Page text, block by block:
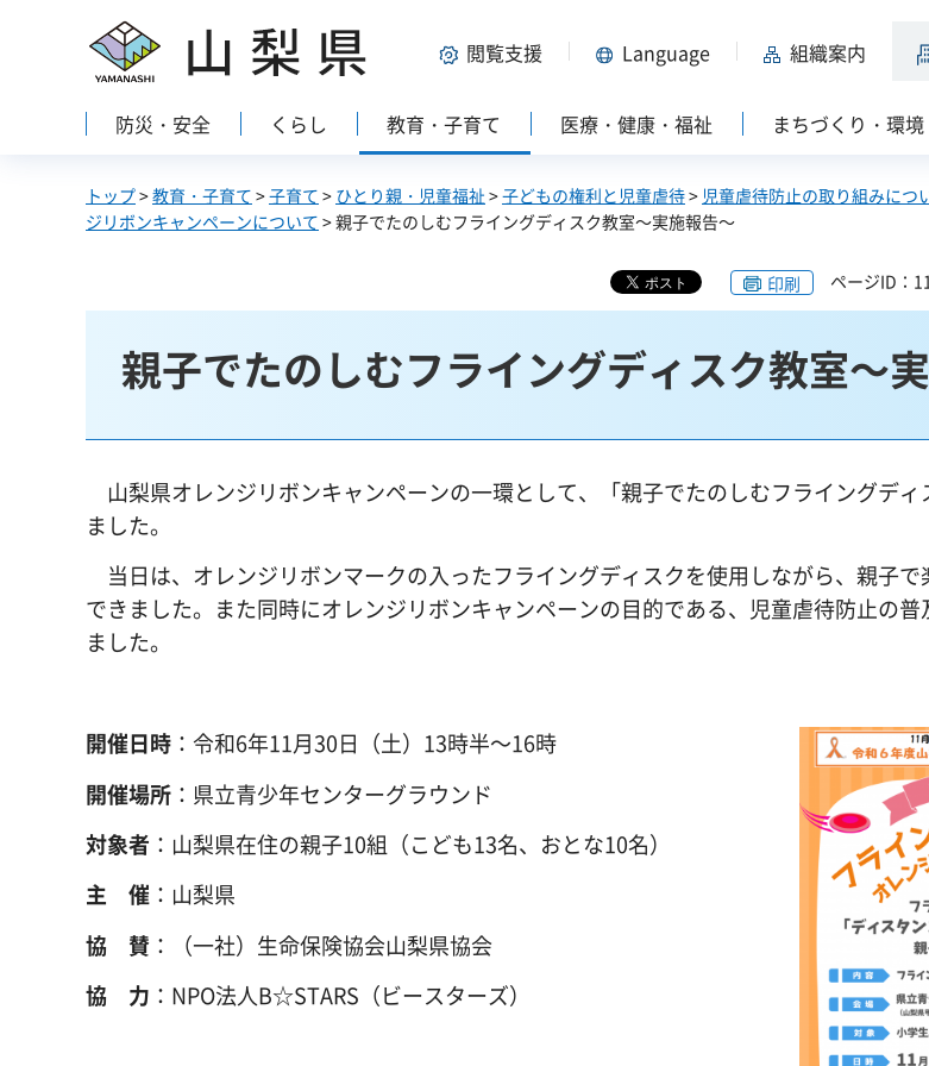
山梨県 閲覧支援 Language 組織案内
防災・安全 くらし 教育・子育て 医療・健康・福祉 まちづくり・環境
トップ>教育・子育て >子育て > ひとり親・児童福祉 >子どもの権利と児童虐待> 児童虐待防止の取り組みにつ
ジリボンキャンペーンについて > 親子でたのしむフライングディスク教室～実施報告～
印刷 ページID：
親子でたのしむフライングディスク教室～
山梨県オレンジリボンキャンペーンの一環として、「親子でたのしむフライングディ
ました。
当日は、オレンジリボンマークの入ったフライングディスクを使用しながら、親子
できました。また同時にオレンジリボンキャンペーンの目的である、児童虐待防止の
ました。
開催日時 ：令和6年11月30日（土）13時半～16時
開催場所 ：県立青少年センターグラウンド
対象者 ：山梨県在住の親子10組（こども13名、おとな10名）
主 催 ：山梨県
協 賛 ：（一社）生命保険協会山梨県協会
協 力 ：NPO法人B☆STARS（ビースターズ）